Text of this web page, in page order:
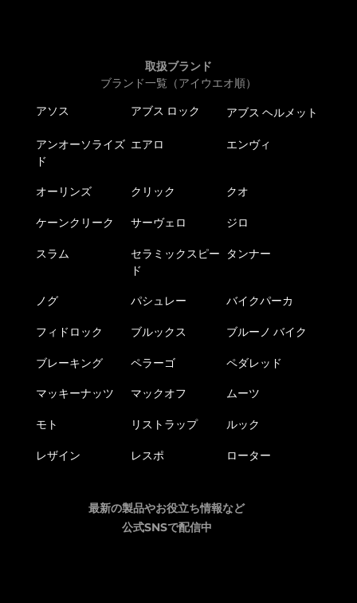
取扱ブランド
ブランド一覧（アイウエオ順）
アソス アブス ロック アブス ヘルメット
アンオーソライズ
ド
エアロ エンヴィ
オーリンズ クリック クオ
ケーンクリーク サーヴェロ ジロ
スラム
セラミックスピー
ド
タンナー
ノグ パシュレー バイクパーカ
フィドロック ブルックス ブルーノ バイク
ブレーキング ペラーゴ ペダレッド
マッキーナッツ マックオフ ムーツ
モト リストラップ ルック
レザイン レスポ ローター
最新の製品やお役立ち情報など
公式SNSで配信中